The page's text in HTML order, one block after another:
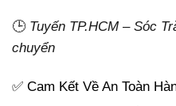
🕒 Tuyến TP.HCM – Sóc
chuyển
✅ Cam Kết Về An Toàn